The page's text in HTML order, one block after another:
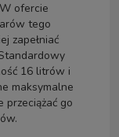
ofercie
tego
zapełniać
16 litrów i
maksymalne
przeciążać go